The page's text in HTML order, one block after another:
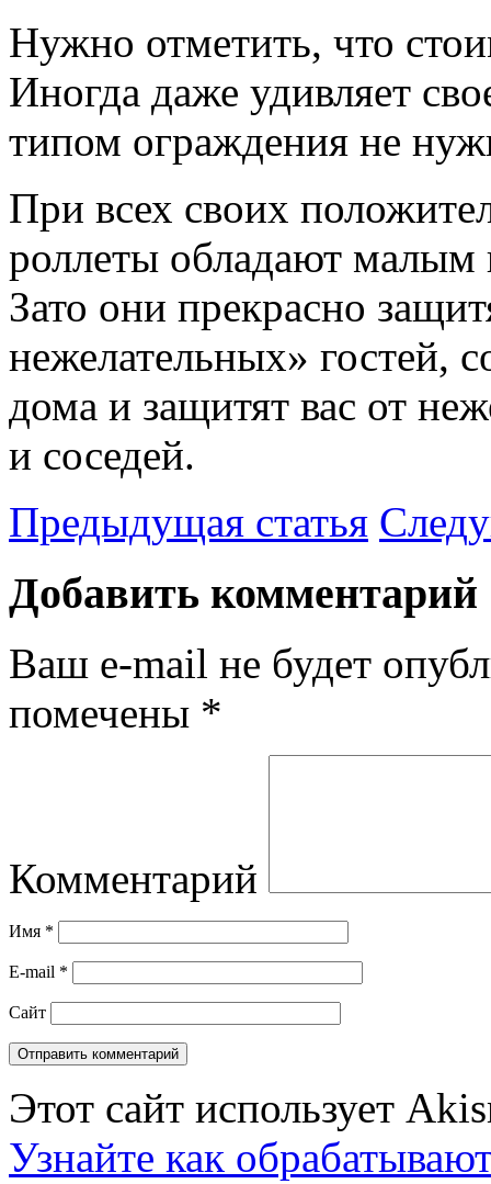
Нужно отметить, что
Иногда даже удивляет
типом ограждения не
При всех своих
роллеты обладают
Зато они прекрасно
нежелательных» гостей,
дома и защитят вас от
и соседей.
Предыдущая статья
Добавить комментарий
Ваш e-mail не будет
помечены *
Комментарий
Имя *
E-mail *
Сайт
Этот сайт использует
Узнайте как